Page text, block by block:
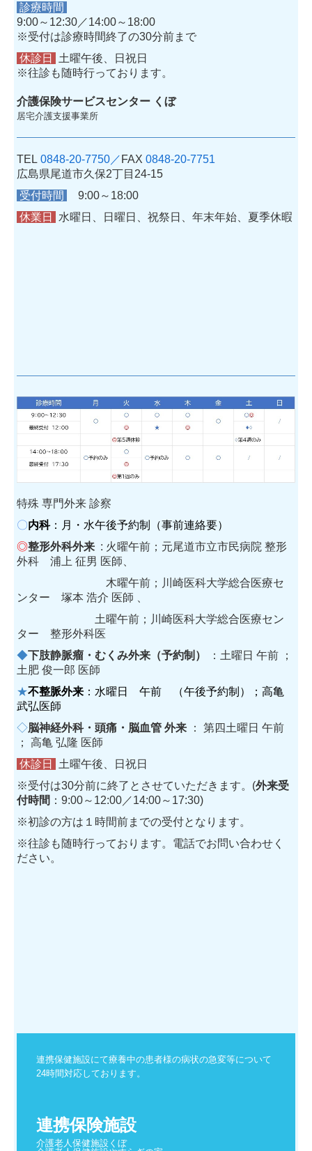
診療時間
9:00～12:30／14:00～18:00
※受付は診療時間終了の30分前まで
休診日
土曜午後、日祝日
※往診も随時行っております。
介護保険サービスセンター くぼ
居宅介護支援事業所
TEL0848-20-7750／ FAX0848-20-7751
広島県尾道市久保2丁目24-15
受付時間
9:00～18:00
休業日
水曜日、日曜日、祝祭日、年末年始、夏季休暇
特殊 専門外来 診察
〇内科：月・水午後予約制（事前連絡要）
◎整形外科外来 : 火曜午前； 元尾道市立市民病院 整形
外科 浦上 征男 医師、
木曜午前；川崎医科大学総合医療セ
ンター 塚本 浩介 医師 、
土曜午前；川崎医科大学総合医療セン
ター 整形外科医
◆下肢静脈瘤・むくみ外来（予約制）
：土曜日 午前 ；
土肥 俊一郎 医師
★不整脈外来 ：水曜日 午前 （午後予約制）；高亀
武弘医師
◇脳神経外科・頭痛・脳血管 外来 ： 第四土曜日 午前
； 高亀 弘隆 医師
休診日
土曜午後、日祝日
※受付は30分前に終了とさせていただきます。(外来受
付時間 ：9:00～12:00／14:00～17:30)
※初診の方は１時間前までの受付となります。
※往診も随時行っております。電話でお問い合わせく
ださい。
連携保健施設にて療養中の患者様の病状の急変等について
24時間対応しております。
連携保険施設
介護老人保健施設くぼ